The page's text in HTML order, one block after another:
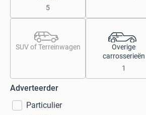
5
SUV of Terreinwagen
Overige
carrosserieën
1
Adverteerder
Particulier